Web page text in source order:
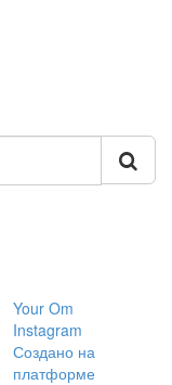
Your Om
Instagram
Создано на
платформе